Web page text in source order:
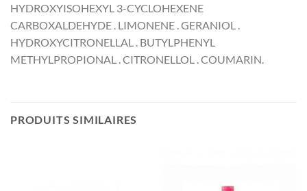
HYDROXYISOHEXYL 3-CYCLOHEXENE
CARBOXALDEHYDE . LIMONENE . GERANIOL .
HYDROXYCITRONELLAL . BUTYLPHENYL
METHYLPROPIONAL . CITRONELLOL . COUMARIN.
PRODUITS SIMILAIRES